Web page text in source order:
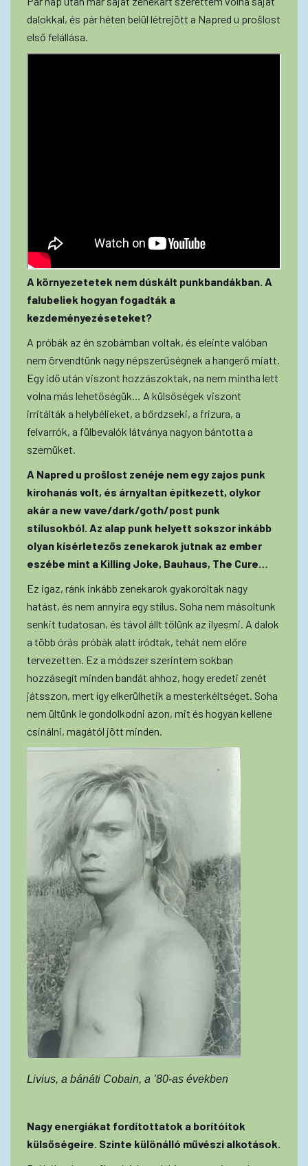
dalokkal, és pár héten belül létrejött a Napred u prošlost
első felállása.
A környezetetek nem dúskált punkbandákban. A
falubeliek hogyan fogadták a
kezdeményezéseteket?
A próbák az én szobámban voltak, és eleinte valóban
nem örvendtünk nagy népszerűségnek a hangerő miatt.
Egy idő után viszont hozzászoktak, na nem mintha lett
volna más lehetőségük… A külsőségek viszont
irritálták a helybélieket, a bőrdzseki, a frizura, a
felvarrók, a fülbevalók látványa nagyon bántotta a
szemüket.
A Napred u prošlost zenéje nem egy zajos punk
kirohanás volt, és árnyaltan építkezett, olykor
akár a new vave/dark/goth/post punk
stílusokból. Az alap punk helyett sokszor inkább
olyan kísérletezős zenekarok jutnak az ember
eszébe mint a Killing Joke, Bauhaus, The Cure…
Ez igaz, ránk inkább zenekarok gyakoroltak nagy
hatást, és nem annyira egy stílus. Soha nem másoltunk
senkit tudatosan, és távol állt tőlünk az ilyesmi. A dalok
a több órás próbák alatt íródtak, tehát nem előre
tervezetten. Ez a módszer szerintem sokban
hozzásegít minden bandát ahhoz, hogy eredeti zenét
játsszon, mert így elkerülhetik a mesterkéltséget. Soha
nem ültünk le gondolkodni azon, mit és hogyan kellene
csinálni, magától jött minden.
Livius, a bánáti Cobain, a ’80-as években
Nagy energiákat fordítottatok a borítóitok
külsőségeire. Szinte különálló művészi alkotások.